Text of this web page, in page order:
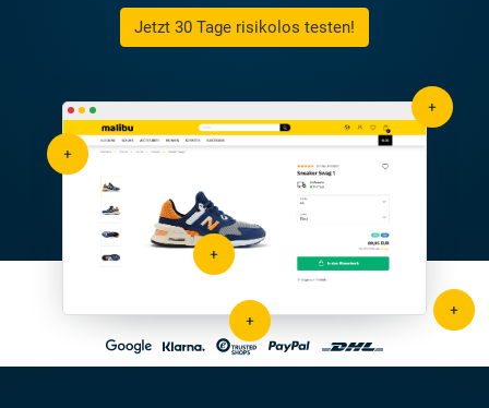
Jetzt 30 Tage risikolos testen!